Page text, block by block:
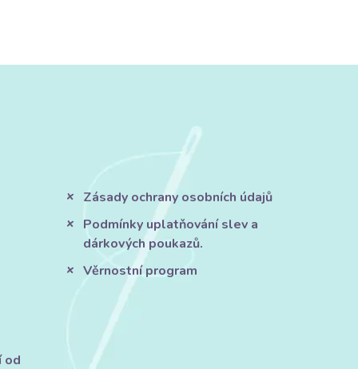
od
Zásady ochrany osobních údajů
Podmínky uplatňování slev a
dárkových poukazů.
Věrnostní program